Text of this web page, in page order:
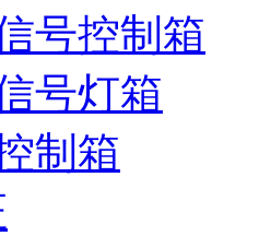
号控制箱
号灯箱
制箱